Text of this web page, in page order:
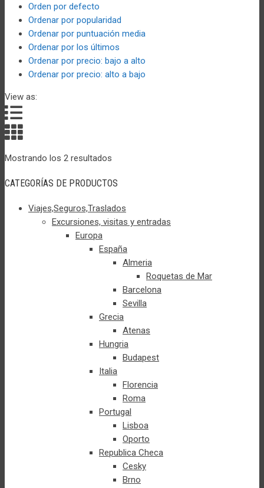
Orden por defecto
Ordenar por popularidad
Ordenar por puntuación media
Ordenar por los últimos
Ordenar por precio: bajo a alto
Ordenar por precio: alto a bajo
View as:
Mostrando los 2 resultados
CATEGORÍAS DE PRODUCTOS
Viajes,Seguros,Traslados
Excursiones, visitas y entradas
Europa
España
Almeria
Roquetas de Mar
Barcelona
Sevilla
Grecia
Atenas
Hungria
Budapest
Italia
Florencia
Roma
Portugal
Lisboa
Oporto
Republica Checa
Cesky
Brno